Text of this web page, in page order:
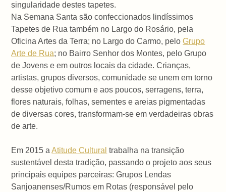
singularidade destes tapetes.
Na Semana Santa são confeccionados lindíssimos
Tapetes de Rua também no Largo do Rosário, pela
Oficina Artes da Terra; no Largo do Carmo, peloGrupo
Arte de Rua; no Bairro Senhor dos Montes, pelo Grupo
de Jovens e em outros locais da cidade. Crianças,
artistas, grupos diversos, comunidade se unem em torno
desse objetivo comum e aos poucos, serragens, terra,
flores naturais, folhas, sementes e areias pigmentadas
de diversas cores, transformam-se em verdadeiras obras
de arte.
Em 2015 aAtitude Cultural trabalha na transição
sustentável desta tradição, passando o projeto aos seus
principais equipes parceiras: Grupos Lendas
Sanjoanenses/Rumos em Rotas (responsável pelo